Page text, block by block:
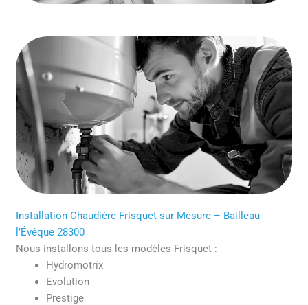
Installation Chaudière Frisquet sur Mesure – Bailleau-
l’Évêque 28300
Nous installons tous les modèles Frisquet :
Hydromotrix
Evolution
Prestige